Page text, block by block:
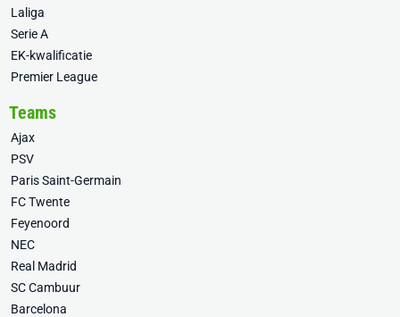
Laliga
Serie A
EK-kwalificatie
Premier League
Teams
Ajax
PSV
Paris Saint-Germain
FC Twente
Feyenoord
NEC
Real Madrid
SC Cambuur
Barcelona